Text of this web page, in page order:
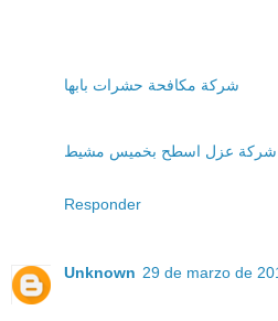
شركة مكافحة حشرات بابها
شركة عزل اسطح بخميس مشيط
Responder
Unknown 29 de marzo de